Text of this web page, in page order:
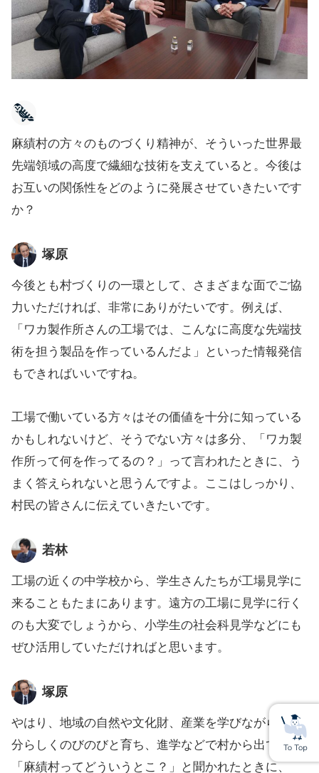
麻績村の方々のものづくり精神が、そういった世界最
先端領域の高度で繊細な技術を支えていると。今後は
お互いの関係性をどのように発展させていきたいです
か？
塚原
今後とも村づくりの一環として、さまざまな面でご協
力いただければ、非常にありがたいです。例えば、
「ワカ製作所さんの工場では、こんなに高度な先端技
術を担う製品を作っているんだよ」といった情報発信
もできればいいですね。
工場で働いている方々はその価値を十分に知っている
かもしれないけど、そうでない方々は多分、「ワカ製
作所って何を作ってるの？」って言われたときに、う
まく答えられないと思うんですよ。ここはしっかり、
村民の皆さんに伝えていきたいです。
若林
工場の近くの中学校から、学生さんたちが工場見学に
来ることもたまにあります。遠方の工場に見学に行く
のも大変でしょうから、小学生の社会科見学などにも
ぜひ活用していただければと思います。
塚原
やはり、地域の自然や文化財、産業を学びながら、自
分らしくのびのびと育ち、進学などで村から出ても、
「麻績村ってどういうとこ？」と聞かれたときに、